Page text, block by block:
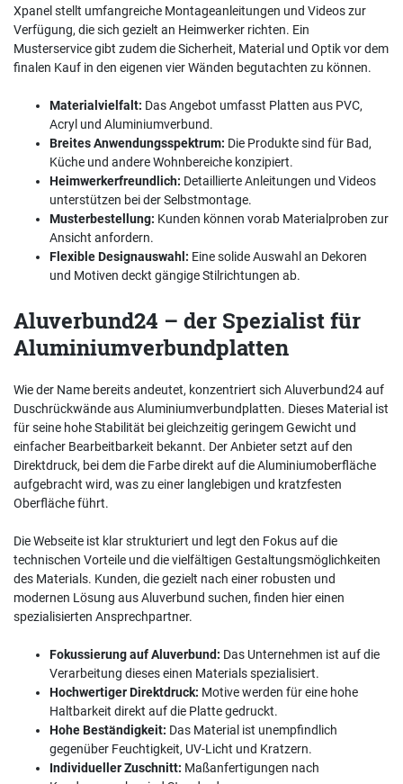
Xpanel stellt umfangreiche Montageanleitungen und Videos zur
Verfügung, die sich gezielt an Heimwerker richten. Ein
Musterservice gibt zudem die Sicherheit, Material und Optik vor dem
finalen Kauf in den eigenen vier Wänden begutachten zu können.
Materialvielfalt: Das Angebot umfasst Platten aus PVC,
Acryl und Aluminiumverbund.
Breites Anwendungsspektrum: Die Produkte sind für Bad,
Küche und andere Wohnbereiche konzipiert.
Heimwerkerfreundlich: Detaillierte Anleitungen und Videos
unterstützen bei der Selbstmontage.
Musterbestellung: Kunden können vorab Materialproben zur
Ansicht anfordern.
Flexible Designauswahl: Eine solide Auswahl an Dekoren
und Motiven deckt gängige Stilrichtungen ab.
Aluverbund24 – der Spezialist für
Aluminiumverbundplatten
Wie der Name bereits andeutet, konzentriert sich Aluverbund24 auf
Duschrückwände aus Aluminiumverbundplatten. Dieses Material ist
für seine hohe Stabilität bei gleichzeitig geringem Gewicht und
einfacher Bearbeitbarkeit bekannt. Der Anbieter setzt auf den
Direktdruck, bei dem die Farbe direkt auf die Aluminiumoberfläche
aufgebracht wird, was zu einer langlebigen und kratzfesten
Oberfläche führt.
Die Webseite ist klar strukturiert und legt den Fokus auf die
technischen Vorteile und die vielfältigen Gestaltungsmöglichkeiten
des Materials. Kunden, die gezielt nach einer robusten und
modernen Lösung aus Aluverbund suchen, finden hier einen
spezialisierten Ansprechpartner.
Fokussierung auf Aluverbund: Das Unternehmen ist auf die
Verarbeitung dieses einen Materials spezialisiert.
Hochwertiger Direktdruck: Motive werden für eine hohe
Haltbarkeit direkt auf die Platte gedruckt.
Hohe Beständigkeit: Das Material ist unempfindlich
gegenüber Feuchtigkeit, UV-Licht und Kratzern.
Individueller Zuschnitt: Maßanfertigungen nach